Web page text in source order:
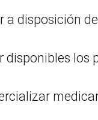
a disposición
disponibles los